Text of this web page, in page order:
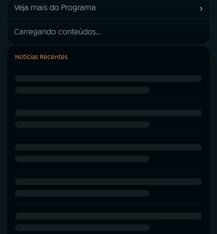
Veja mais do Programa ›
Carregando conteúdos...
Notícias Recentes